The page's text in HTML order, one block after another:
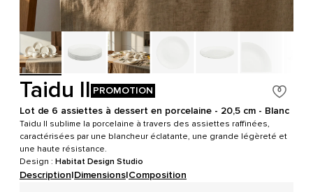
Taidu II PROMOTION
Lot de 6 assiettes à dessert en porcelaine - 20,5 cm - Blanc
Taidu II sublime la porcelaine à travers des assiettes raffinées,
caractérisées par une blancheur éclatante, une grande légèreté et
une haute résistance.
Design : Habitat Design Studio
Description|Dimensions|Composition